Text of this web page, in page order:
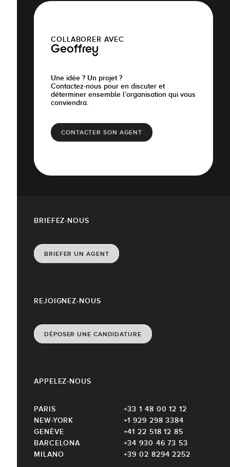
COLLABORER AVEC
Geoffrey
Une idée ? Un projet ?
Contactez-nous pour en discuter et
déterminer ensemble l’organisation qui vous
conviendra.
CONTACTER SON AGENT
REJOIGNEZ-NOUS
DÉPOSER UNE CANDIDATURE
APPELEZ-NOUS
PARIS
+33 1 48 00 12 12
NEW-YORK
+1 929 298 3384
GENÈVE
+41 22 518 12 85
BARCELONA
+34 930 46 73 53
MILANO
+39 02 8294 2252
BRIEFEZ-NOUS
BRIEFER UN AGENT